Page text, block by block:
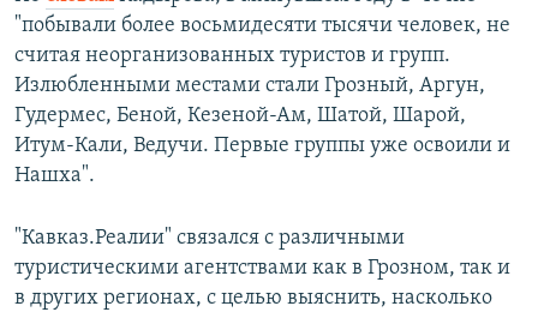
"побывали более восьмидесяти тысячи человек, не
считая неорганизованных туристов и групп.
Излюбленными местами стали Грозный, Аргун,
Гудермес, Беной, Кезеной-Ам, Шатой, Шарой,
Итум-Кали, Ведучи. Первые группы уже освоили и
Нашха".
"Кавказ.Реалии" связался с различными
туристическими агентствами как в Грозном, так и
в других регионах, с целью выяснить, насколько